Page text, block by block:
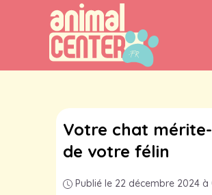
Votre chat
de votre félin
Publié le 22 décembre 2024 à